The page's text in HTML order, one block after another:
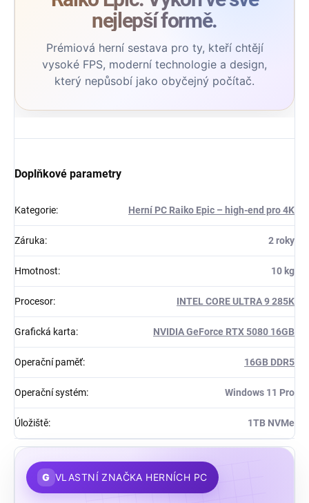
nejlepší formě.
Prémiová herní sestava pro ty, kteří chtějí
vysoké FPS, moderní technologie a design,
který nepůsobí jako obyčejný počítač.
Doplňkové parametry
Kategorie: Herní PC Raiko Epic – high-end pro 4K
Záruka: 2 roky
Hmotnost: 10 kg
Procesor: INTEL CORE ULTRA 9 285K
Grafická karta: NVIDIA GeForce RTX 5080 16GB
Operační paměť: 16GB DDR5
Operační systém: Windows 11 Pro
Úložiště: 1TB NVMe
G VLASTNÍ ZNAČKA HERNÍCH PC